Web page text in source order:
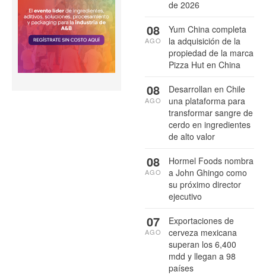
de 2026
Yum China completa
la adquisición de la
propiedad de la marca
Pizza Hut en China
08
AGO
Desarrollan en Chile
una plataforma para
transformar sangre de
cerdo en ingredientes
de alto valor
08
AGO
Hormel Foods nombra
a John Ghingo como
su próximo director
ejecutivo
08
AGO
Exportaciones de
cerveza mexicana
superan los 6,400
mdd y llegan a 98
países
07
AGO